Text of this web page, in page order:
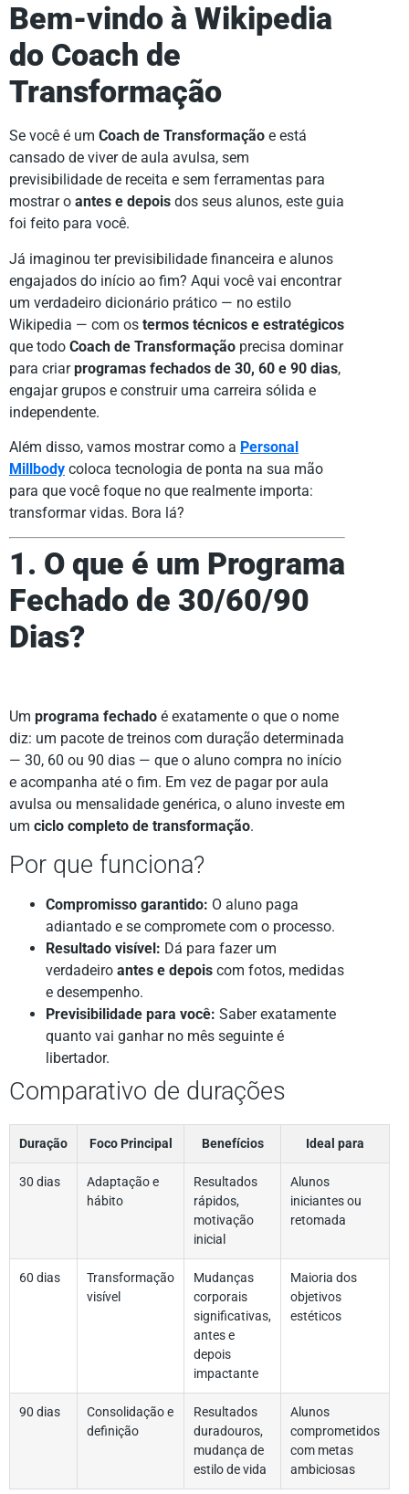
Bem-vindo à Wikipedia
do Coach de
Transformação
Se você é um Coach de Transformação e está
cansado de viver de aula avulsa, sem
previsibilidade de receita e sem ferramentas para
mostrar o antes e depois dos seus alunos, este guia
foi feito para você.
Já imaginou ter previsibilidade financeira e alunos
engajados do início ao fim? Aqui você vai encontrar
um verdadeiro dicionário prático — no estilo
Wikipedia — com os termos técnicos e estratégicos
que todo Coach de Transformação precisa dominar
para criarprogramas fechados de 30, 60 e 90 dias,
engajar grupos e construir uma carreira sólida e
independente.
Além disso, vamos mostrar como a Personal
Millbody coloca tecnologia de ponta na sua mão
para que você foque no que realmente importa:
transformar vidas. Bora lá?
1. O que é um Programa
Fechado de 30/60/90
Dias?
Um programa fechado é exatamente o que o nome
diz: um pacote de treinos com duração determinada
— 30, 60 ou 90 dias — que o aluno compra no início
e acompanha até o fim. Em vez de pagar por aula
avulsa ou mensalidade genérica, o aluno investe em
um ciclo completo de transformação.
Por que funciona?
Compromisso garantido: O aluno paga
adiantado e se compromete com o processo.
Resultado visível: Dá para fazer um
verdadeiro antes e depois com fotos, medidas
e desempenho.
Previsibilidade para você: Saber exatamente
quanto vai ganhar no mês seguinte é
libertador.
Comparativo de durações
Duração Foco Principal Benefícios Ideal para
30 dias
Adaptação e
hábito
Resultados
rápidos,
motivação
inicial
Alunos
iniciantes ou
retomada
60 dias
Transformação
visível
Mudanças
corporais
significativas,
antes e
depois
impactante
Maioria dos
objetivos
estéticos
90 dias
Consolidação e
definição
Resultados
duradouros,
mudança de
estilo de vida
Alunos
comprometidos
com metas
ambiciosas